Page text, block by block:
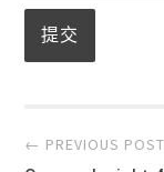
Post
← PREVIOUS POST